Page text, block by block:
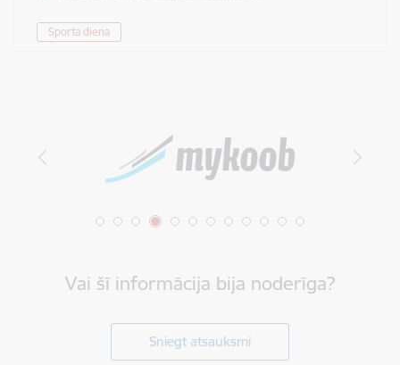
Sporta diena
Vai šī informācija bija noderīga?
Sniegt atsauksmi